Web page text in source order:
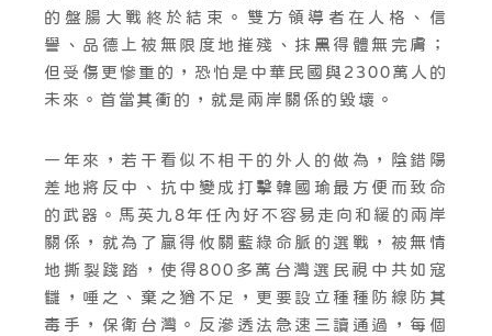
的盤腸大戰終於結束。雙方領導者在人格、信
譽、品德上被無限度地摧殘、抹黑得體無完膚；
但受傷更慘重的，恐怕是中華民國與2300萬人的
未來。首當其衝的，就是兩岸關係的毀壞。
一年來，若干看似不相干的外人的做為，陰錯陽
差地將反中、抗中變成打擊韓國瑜最方便而致命
的武器。馬英九8年任內好不容易走向和緩的兩岸
關係，就為了贏得攸關藍綠命脈的選戰，被無情
地撕裂踐踏，使得800多萬台灣選民視中共如寇
讎，唾之、棄之猶不足，更要設立種種防線防其
毒手，保衛台灣。反滲透法急速三讀通過，每個